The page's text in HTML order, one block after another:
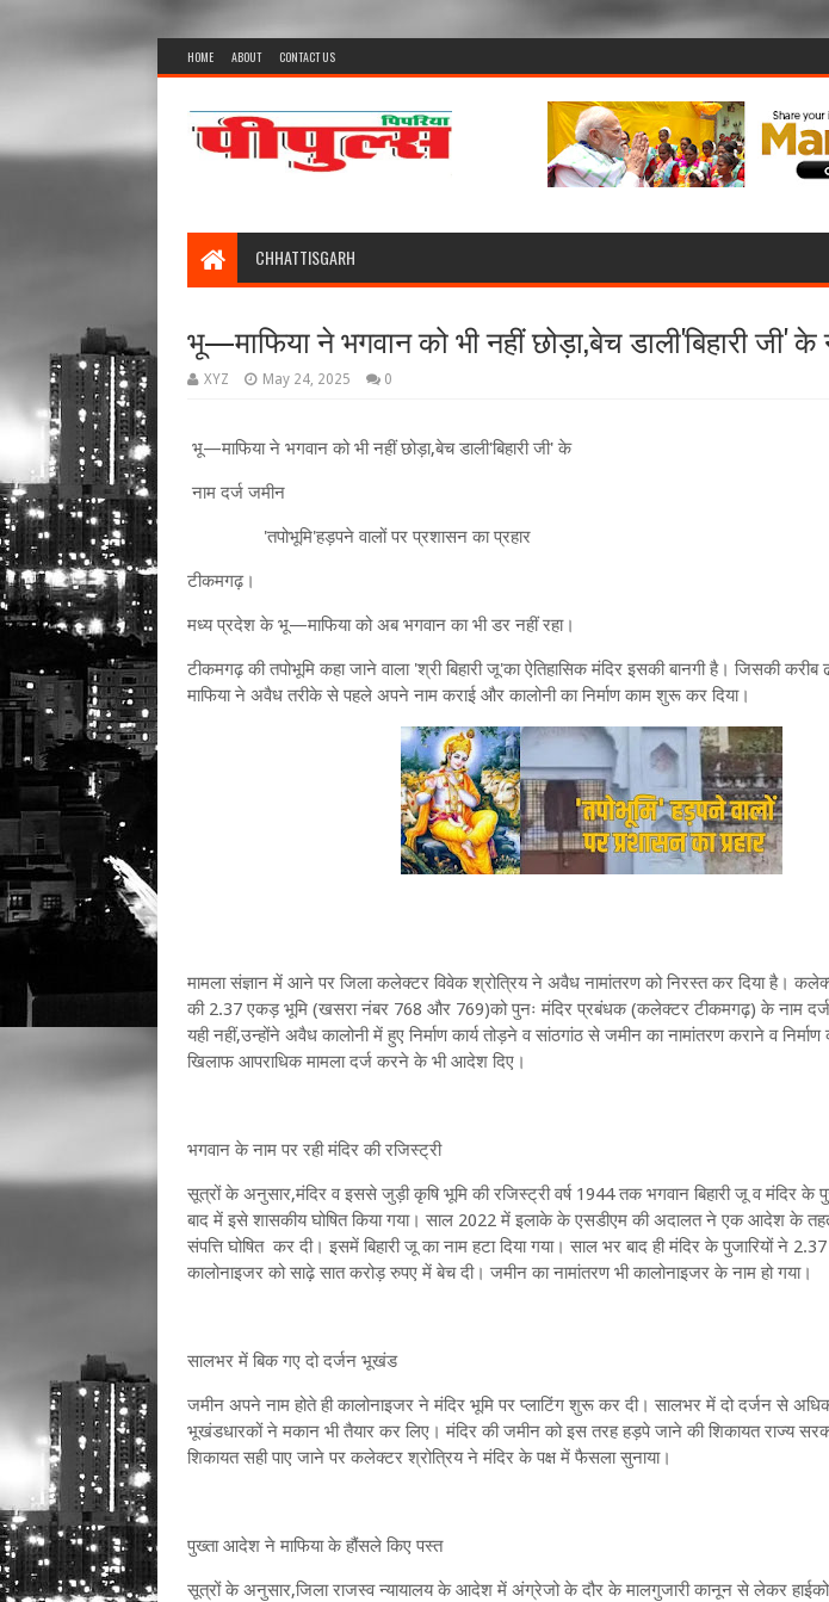
HOME ABOUT CONTACT US
CHHATTISGARH
भू​—माफिया ने भगवान को भी नहीं छोड़ा,बेच डाली'बिहारी जी' के
XYZ May 24, 2025 0
भू​—माफिया ने भगवान को भी नहीं छोड़ा,बेच डाली'बिहारी जी' के
नाम दर्ज जमीन
'तपोभूमि'हड़पने वालों पर प्रशासन का प्रहार
टीकमगढ़।
मध्य प्रदेश के भू—माफिया को अब भगवान का भी डर नहीं रहा।
टीकमगढ़ की तपोभूमि कहा जाने वाला 'श्री बिहारी जू'का ऐतिहासिक मंदिर इसकी बानगी है। जि​सकी
माफिया ने अवैध तरीके से पहले अपने नाम कराई और कालोनी का निर्माण काम शुरू कर दिया।
मामला संज्ञान में आने पर जिला कलेक्टर विवेक श्रोत्रिय ने अवैध नामांतरण को निरस्त कर दिया है।
की 2.37 एकड़ भूमि (खसरा नंबर 768 और 769)को पुनः मंदिर प्रबंधक (कलेक्टर टीकमगढ़) के नाम
यही नहीं,उन्होंने अवैध कालोनी में हुए निर्माण कार्य तोड़ने व सांठगांठ से जमीन का नामांतरण कराने व
खिलाफ आपराधिक मामला दर्ज करने के भी आदेश दिए।
भगवान के नाम पर रही मंदिर की रजिस्ट्री
सूत्रों के अनुसार,मंदिर व इससे जुड़ी कृषि भूमि की ​रजिस्ट्री वर्ष 1944 तक भगवान बिहारी जू व मंदिर के
बाद में इसे शासकीय घोषित किया गया। साल 2022 में इलाके के एसडीएम की अदालत ने एक आदेश के
संपत्ति घोषित कर दी। इसमें बिहारी जू का नाम हटा दिया गया। साल भर बाद ही मंदिर के पुजारियों ने
कालोनाइजर को साढ़े सात करोड़ रुपए में बेच दी। जमीन का नामांतरण भी कालोनाइजर के नाम हो गया।
सालभर में बिक गए दो दर्जन भूखंड
जमीन अपने नाम होते ही कालोनाइजर ने मंदिर भूमि पर प्लाटिंग शुरू कर दी। सालभर में दो दर्जन से
भूखंडधारकों ने मकान भी तैयार कर लिए। मंदिर की जमीन को इस तरह हड़पे जाने की शिकायत राज्य
शिकायत सही पाए जाने पर कलेक्टर श्रोत्रिय ने मंदिर के पक्ष में फैसला सुनाया।
पुख्ता आदेश ने माफिया के हौंसले किए पस्त
सूत्रों के अनुसार,जिला राजस्व न्यायालय के आदेश में अंग्रेजो के दौर के मालगुजारी कानून से लेकर